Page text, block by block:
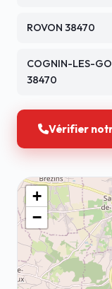
ROVON 38470
COGNIN-LES-
38470
Vérifier
+
−